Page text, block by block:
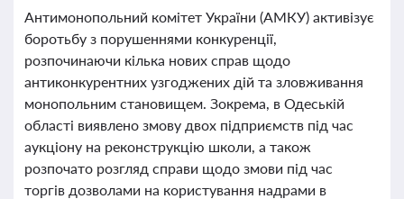
Антимонопольний комітет України (АМКУ) активізує
боротьбу з порушеннями конкуренції,
розпочинаючи кілька нових справ щодо
антиконкурентних узгоджених дій та зловживання
монопольним становищем. Зокрема, в Одеській
області виявлено змову двох підприємств під час
аукціону на реконструкцію школи, а також
розпочато розгляд справи щодо змови під час
торгів дозволами на користування надрами в